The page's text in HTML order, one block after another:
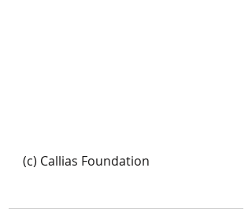
(c) Callias Foundation